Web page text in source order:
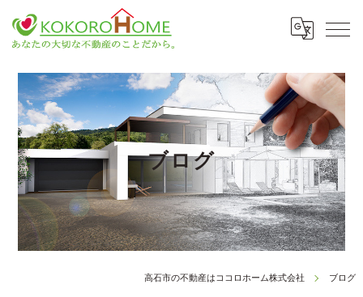
ブログ
高石市の不動産はココロホーム株式会社 ブログ